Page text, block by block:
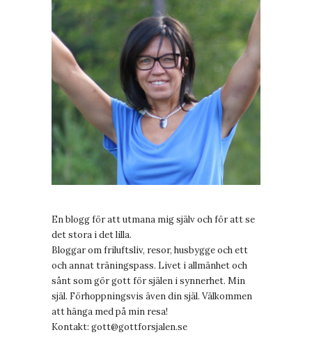
En blogg för att utmana mig själv och för att se
det stora i det lilla.
Bloggar om friluftsliv, resor, husbygge och ett
och annat träningspass. Livet i allmänhet och
sånt som gör gott för själen i synnerhet. Min
själ. Förhoppningsvis även din själ. Välkommen
att hänga med på min resa!
Kontakt: gott@gottforsjalen.se